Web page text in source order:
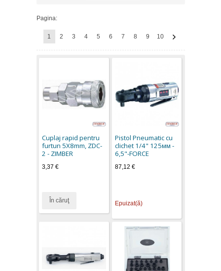
Pagina:
1 2 3 4 5 6 7 8 9 10
Cuplaj rapid pentru
furtun 5X8mm, ZDC-
2 - ZIMBER
3,37 €
În căruţ
Pistol Pneumatic cu
clichet 1/4" 125мм -
6,5"-FORCE
87,12 €
Epuizat(ă)